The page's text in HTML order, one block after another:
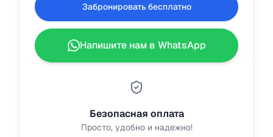
Забронировать бесплатно
Напишите нам в WhatsApp
Безопасная оплата
Просто, удобно и надежно!